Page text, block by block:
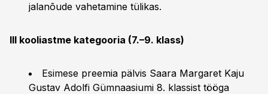
jalanõude vahetamine tülikas.
III kooliastme kategooria (7.–9. klass)
Esimese preemia pälvis Saara Margaret Kaju
Gustav Adolfi Gümnaasiumi 8. klassist tööga